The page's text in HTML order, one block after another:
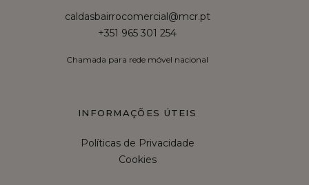
caldasbairrocomercial@mcr.pt
+351 965 301 254
Chamada para rede móvel nacional
INFORMAÇÕES ÚTEIS
Políticas de Privacidade
Cookies